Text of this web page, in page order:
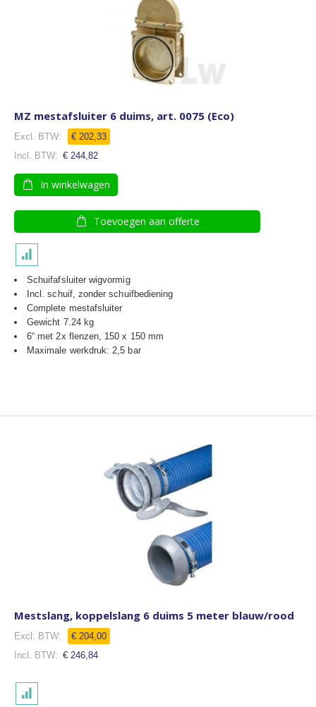
MZ mestafsluiter 6 duims, art. 0075 (Eco)
€ 202,33
€ 244,82
In winkelwagen
Toevoegen aan offerte
Schuifafsluiter wigvormig
Incl. schuif, zonder schuifbediening
Complete mestafsluiter
Gewicht 7.24 kg
6“ met 2x flenzen, 150 x 150 mm
Maximale werkdruk: 2,5 bar
Mestslang, koppelslang 6 duims 5 meter blauw/rood
€ 204,00
€ 246,84